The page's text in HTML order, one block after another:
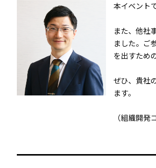
本イベント
また、他社
ました。ご
を出すため
ぜひ、貴社
ます。
（組織開発